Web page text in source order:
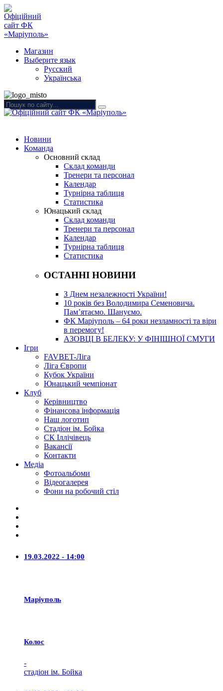
Магазин
Выберите язык
Русский
Українська
Новини
Команда
Основний склад
Склад команди
Тренери та персонал
Календар
Турнірна таблиця
Статистика
Юнацький склад
Склад команди
Тренери та персонал
Календар
Турнірна таблиця
Статистика
ОСТАННІ НОВИНИ
З Днем незалежності України!
10 років без Володимира Семеновича.
Пам’ятаємо. Шануємо.
ФК Маріуполь – 64 роки незламності та віри
в перемогу!
АЗОВЦІ В БЕЛЕКУ: У ФІНІШНОЇ СМУГИ
Ігри
FAVBET-Ліга
Ліга Європи
Кубок України
Юнацький чемпіонат
Клуб
Керівництво
Фінансова інформація
Наш логотип
Стадіон ім. Бойка
СК Іллічівець
Вакансії
Контакти
Медіа
Фотоальбоми
Відеогалерея
Фони на робочий стіл
19.03.2022 - 14:00
Маріуполь
Колос
-
стадіон ім. Бойка